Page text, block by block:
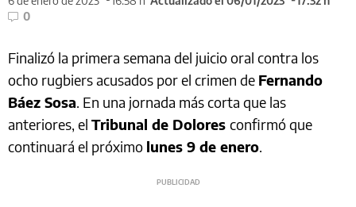
0
Finalizó la primera semana del juicio oral contra los
ocho rugbiers acusados por el crimen de Fernando
Báez Sosa. En una jornada más corta que las
anteriores, el Tribunal de Dolores confirmó que
continuará el próximo lunes 9 de enero.